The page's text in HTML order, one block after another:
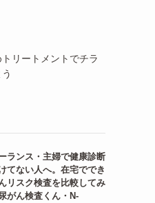
リートメントでチラ
ランス・主婦で健康診断
てない人へ。在宅ででき
リスク検査を比較してみ
がん検査くん・N-